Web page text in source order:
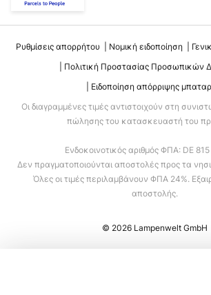
Ρυθμίσεις απορρήτου Νομική ειδοποίηση
Πολιτική Προστασίας Προσωπικών
Ειδοποίηση απόρριψης
Οι διαγραμμένες τιμές αντιστοιχούν στη
πώλησης του κατασκευαστή του
Ενδοκοινοτικός αριθμός ΦΠΑ: DE
Δεν πραγματοποιούνται αποστολές προς τα
Όλες οι τιμές περιλαμβάνουν ΦΠΑ 24%.
αποστολής.
© 2026 Lampenwelt GmbH